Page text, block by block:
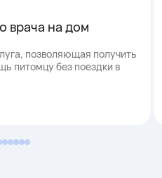
врача на дом
позволяющая получить
питомцу без поездки в